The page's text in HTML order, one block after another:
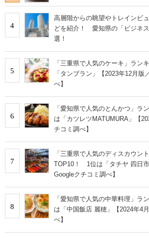
4
高層階からの眺望やトレインビ
どを紹介！ 愛知県の「ビジネ
選！
5
「三重県で人気のケーキ」ラ
「タンブラン」【2023年12月版
べ】
6
「愛知県で人気のとんかつ」
は「カツレツMATUMURA」【
チコミ調べ】
7
「三重県で人気のディスカウン
TOP10！ 1位は「タチヤ 四日
Googleクチコミ調べ】
8
「愛知県で人気の中華料理」
は「中国飯店 麗穂」【2024年4
べ】